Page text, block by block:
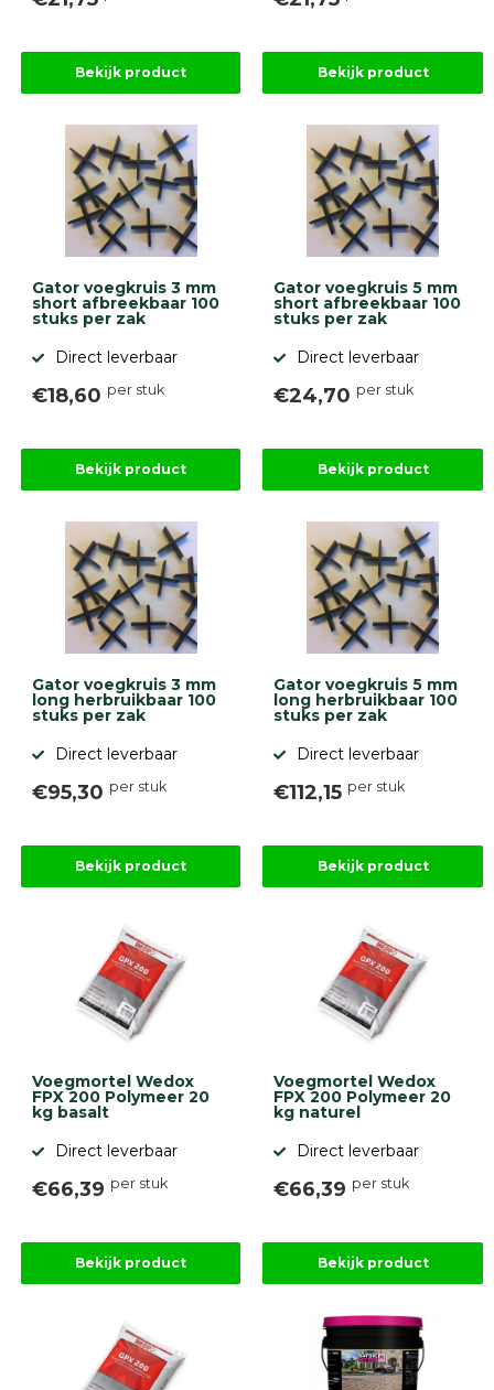
Bekijk product Bekijk product
Gator voegkruis 3 mm
short afbreekbaar 100
stuks per zak
Direct leverbaar
€18,60 per stuk
Bekijk product
Gator voegkruis 5 mm
short afbreekbaar 100
stuks per zak
Direct leverbaar
€24,70 per stuk
Bekijk product
Gator voegkruis 3 mm
long herbruikbaar 100
stuks per zak
Direct leverbaar
€95,30 per stuk
Bekijk product
Gator voegkruis 5 mm
long herbruikbaar 100
stuks per zak
Direct leverbaar
€112,15 per stuk
Bekijk product
Voegmortel Wedox
FPX 200 Polymeer 20
kg basalt
Direct leverbaar
€66,39 per stuk
Bekijk product
Voegmortel Wedox
FPX 200 Polymeer 20
kg naturel
Direct leverbaar
€66,39 per stuk
Bekijk product